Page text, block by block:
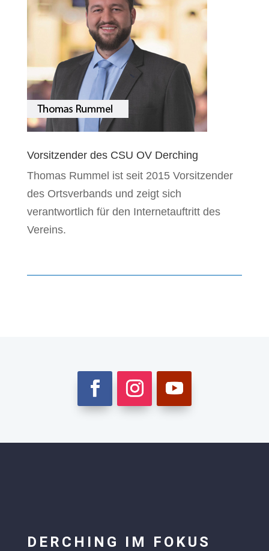
Vorsitzender des CSU OV Derching
Thomas Rummel ist seit 2015 Vorsitzender
des Ortsverbands und zeigt sich
verantwortlich für den Internetauftritt des
Vereins.
DERCHING IM FOKUS